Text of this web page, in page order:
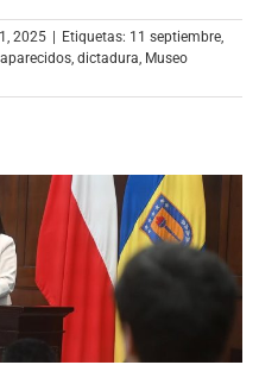
2025 Etiquetas: 11 septiembre,
, dictadura, Museo